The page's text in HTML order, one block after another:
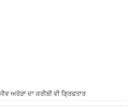
ਅਰੋੜਾ ਦਾ ਕਰੀਬੀ ਵੀ ਗ੍ਰਿਫਤਾਰ